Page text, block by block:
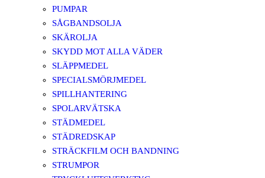
PUMPAR
SÅGBANDSOLJA
SKÄROLJA
SKYDD MOT ALLA VÄDER
SLÄPPMEDEL
SPECIALSMÖRJMEDEL
SPILLHANTERING
SPOLARVÄTSKA
STÄDMEDEL
STÄDREDSKAP
STRÄCKFILM OCH BANDNING
STRUMPOR